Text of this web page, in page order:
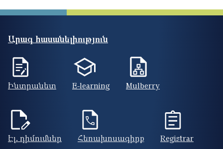
Արագ հասանելիություն
Ինտրանետ E-learning Mulberry
Էլ. դիմումներ Հեռախոսագիրք Registrar